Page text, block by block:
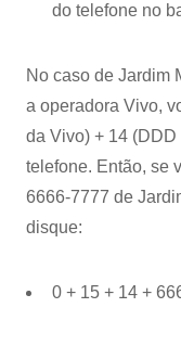
do telefone no
No caso de Jardim
a operadora Vivo,
da Vivo) + 14
telefone. Então, se
6666-7777 de
disque:
0 + 15 + 14 +